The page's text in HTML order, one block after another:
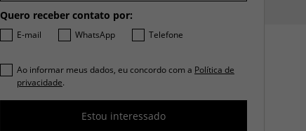
Quero receber contato por:
E-mail WhatsApp Telefone
Ao informar meus dados, eu concordo com a Política de
privacidade.
Estou interessado